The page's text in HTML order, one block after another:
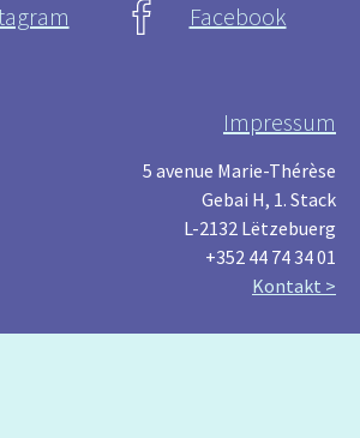
Facebook
Impressum
5 avenue Marie-Thérèse
Gebai H, 1. Stack
L-2132 Lëtzebuerg
+352 44 74 34 01
Kontakt >